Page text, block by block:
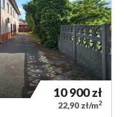
10 900zł
22,90 zł/m2